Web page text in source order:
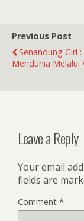
Previous Post
Senandung Giri
Mendunia Melalui
Leave a Reply
Your email
fields are
Comment *